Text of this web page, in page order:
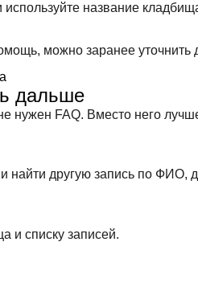
используйте название
можно заранее уточнить
дальше
нужен FAQ. Вместо него
найти другую запись по ФИО,
и списку записей.